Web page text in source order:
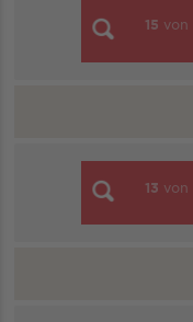
15 von
13 von